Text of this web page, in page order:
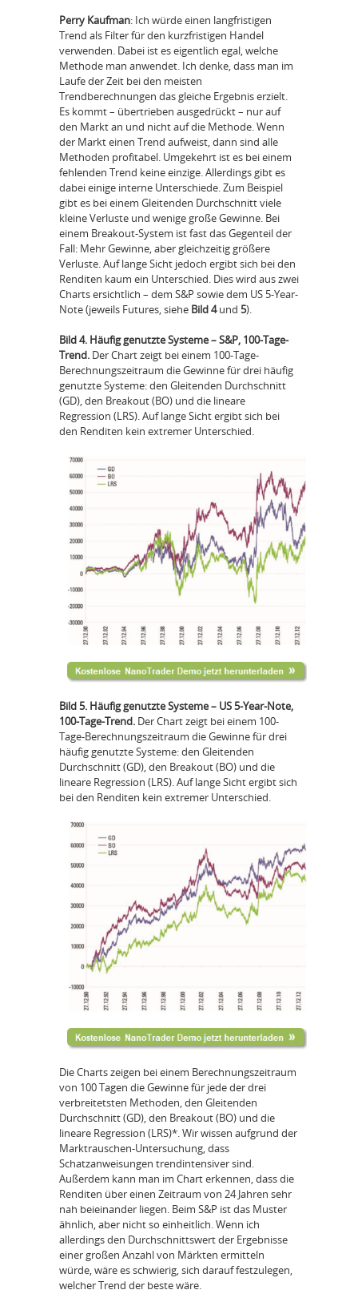
Perry Kaufman: Ich würde einen langfristigen
Trend als Filter für den kurzfristigen Handel
verwenden. Dabei ist es eigentlich egal, welche
Methode man anwendet. Ich denke, dass man im
Laufe der Zeit bei den meisten
Trendberechnungen das gleiche Ergebnis erzielt.
Es kommt – übertrieben ausgedrückt – nur auf
den Markt an und nicht auf die Methode. Wenn
der Markt einen Trend aufweist, dann sind alle
Methoden profitabel. Umgekehrt ist es bei einem
fehlenden Trend keine einzige. Allerdings gibt es
dabei einige interne Unterschiede. Zum Beispiel
gibt es bei einem Gleitenden Durchschnitt viele
kleine Verluste und wenige große Gewinne. Bei
einem Breakout-System ist fast das Gegenteil der
Fall: Mehr Gewinne, aber gleichzeitig größere
Verluste. Auf lange Sicht jedoch ergibt sich bei den
Renditen kaum ein Unterschied. Dies wird aus zwei
Charts ersichtlich – dem S&P sowie dem US 5-Year-
Note (jeweils Futures, siehe Bild 4und 5).
Bild 4. Häufig genutzte Systeme – S&P, 100-Tage-
Trend. Der Chart zeigt bei einem 100-Tage-
Berechnungszeitraum die Gewinne für drei häufig
genutzte Systeme: den Gleitenden Durchschnitt
(GD), den Breakout (BO) und die lineare
Regression (LRS). Auf lange Sicht ergibt sich bei
den Renditen kein extremer Unterschied.
Bild 5. Häufig genutzte Systeme – US 5-Year-Note,
100-Tage-Trend. Der Chart zeigt bei einem 100-
Tage-Berechnungszeitraum die Gewinne für drei
häufig genutzte Systeme: den Gleitenden
Durchschnitt (GD), den Breakout (BO) und die
lineare Regression (LRS). Auf lange Sicht ergibt sich
bei den Renditen kein extremer Unterschied.
Die Charts zeigen bei einem Berechnungszeitraum
von 100 Tagen die Gewinne für jede der drei
verbreitetsten Methoden, den Gleitenden
Durchschnitt (GD), den Breakout (BO) und die
lineare Regression (LRS)*. Wir wissen aufgrund der
Marktrauschen-Untersuchung, dass
Schatzanweisungen trendintensiver sind.
Außerdem kann man im Chart erkennen, dass die
Renditen über einen Zeitraum von 24 Jahren sehr
nah beieinander liegen. Beim S&P ist das Muster
ähnlich, aber nicht so einheitlich. Wenn ich
allerdings den Durchschnittswert der Ergebnisse
einer großen Anzahl von Märkten ermitteln
würde, wäre es schwierig, sich darauf festzulegen,
welcher Trend der beste wäre.